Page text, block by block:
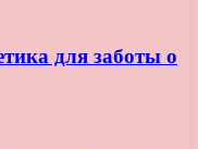
для заботы о